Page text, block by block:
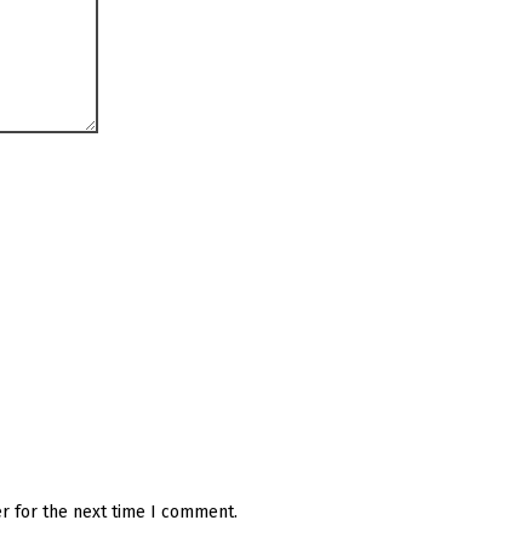
for the next time I comment.